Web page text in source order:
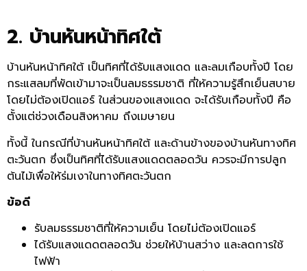
2. บ้านหันหน้าทิศใต้
บ้านหันหน้าทิศใต้ เป็นทิศที่ได้รับแสงแดด และลมเกือบทั้งปี โดย
กระแสลมที่พัดเข้ามาจะเป็นลมธรรมชาติ ที่ให้ความรู้สึกเย็นสบาย
โดยไม่ต้องเปิดแอร์ ในส่วนของแสงแดด จะได้รับเกือบทั้งปี คือ
ตั้งแต่ช่วงเดือนสิงหาคม ถึงเมษายน
ทั้งนี้ ในกรณีที่บ้านหันหน้าทิศใต้ และด้านข้างของบ้านหันทางทิศ
ตะวันตก ซึ่งเป็นทิศที่ได้รับแสงแดดตลอดวัน ควรจะมีการปลูก
ต้นไม้เพื่อให้ร่มเงาในทางทิศตะวันตก
ข้อดี
รับลมธรรมชาติที่ให้ความเย็น โดยไม่ต้องเปิดแอร์
ได้รับแสงแดดตลอดวัน ช่วยให้บ้านสว่าง และลดการใช้
ไฟฟ้า